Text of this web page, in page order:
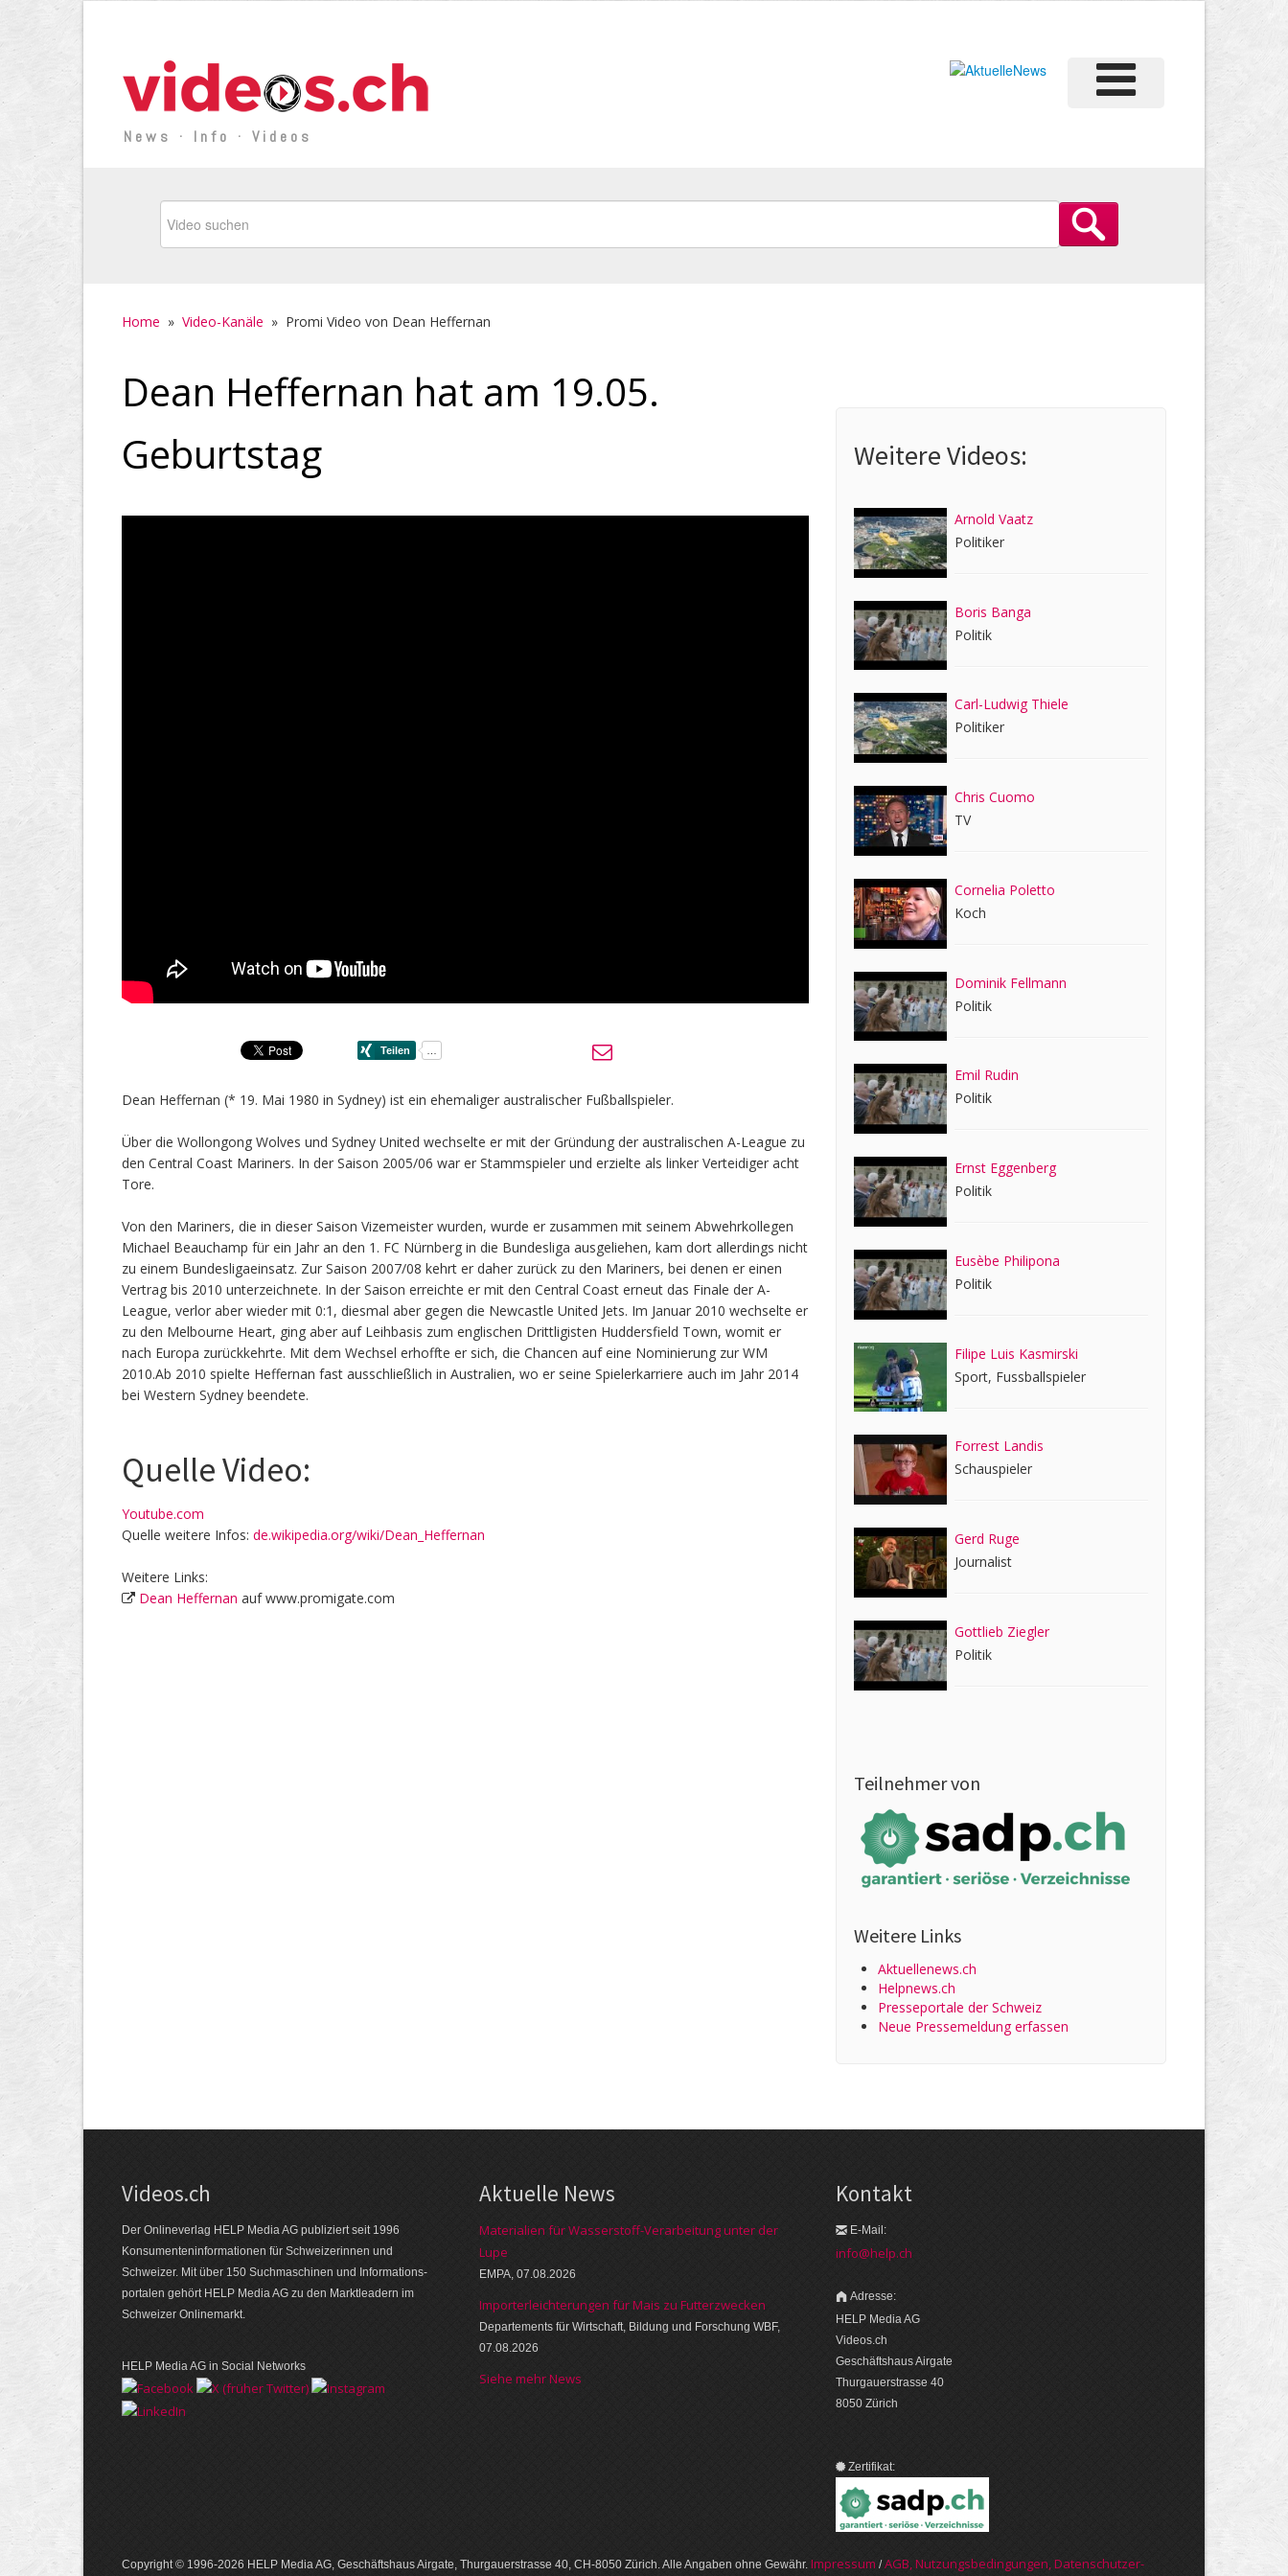
News · Info · Videos
Home » Video-Kanäle » Promi Video von Dean Heffernan
Dean Heffernan hat am 19.05.
Geburtstag
Dean Heffernan (* 19. Mai 1980 in Sydney) ist ein ehemaliger australischer Fußballspieler.
Über die Wollongong Wolves und Sydney United wechselte er mit der Gründung der australischen A-League zu
den Central Coast Mariners. In der Saison 2005/06 war er Stammspieler und erzielte als linker Verteidiger acht
Tore.
Von den Mariners, die in dieser Saison Vizemeister wurden, wurde er zusammen mit seinem Abwehrkollegen
Michael Beauchamp für ein Jahr an den 1. FC Nürnberg in die Bundesliga ausgeliehen, kam dort allerdings nicht
zu einem Bundesligaeinsatz. Zur Saison 2007/08 kehrt er daher zurück zu den Mariners, bei denen er einen
Vertrag bis 2010 unterzeichnete. In der Saison erreichte er mit den Central Coast erneut das Finale der A-
League, verlor aber wieder mit 0:1, diesmal aber gegen die Newcastle United Jets. Im Januar 2010 wechselte er
zu den Melbourne Heart, ging aber auf Leihbasis zum englischen Drittligisten Huddersfield Town, womit er
nach Europa zurückkehrte. Mit dem Wechsel erhoffte er sich, die Chancen auf eine Nominierung zur WM
2010.Ab 2010 spielte Heffernan fast ausschließlich in Australien, wo er seine Spielerkarriere auch im Jahr 2014
bei Western Sydney beendete.
Quelle Video:
Youtube.com
Quelle weitere Infos: de.wikipedia.org/wiki/Dean_Heffernan
Weitere Links:
Dean Heffernan auf www.promigate.com
Weitere Videos:
Arnold Vaatz
Politiker
Boris Banga
Politik
Carl-Ludwig Thiele
Politiker
Chris Cuomo
TV
Cornelia Poletto
Koch
Dominik Fellmann
Politik
Emil Rudin
Politik
Ernst Eggenberg
Politik
Eusèbe Philipona
Politik
Filipe Luis Kasmirski
Sport, Fussballspieler
Forrest Landis
Schauspieler
Gerd Ruge
Journalist
Gottlieb Ziegler
Politik
Teilnehmer von
Weitere Links
Aktuellenews.ch
Helpnews.ch
Presseportale der Schweiz
Neue Pressemeldung erfassen
Videos.ch
Der Onlineverlag HELP Media AG publiziert seit 1996
Konsumenten­informationen für Schweizerinnen und
Schweizer. Mit über 150 Suchmaschinen und Informations­
portalen gehört HELP Media AG zu den Marktleadern im
Schweizer Onlinemarkt.
HELP Media AG in Social Networks
Aktuelle News
Materialien für Wasserstoff-Verarbeitung unter der
Lupe
EMPA, 07.08.2026
Importerleichterungen für Mais zu Futterzwecken
Departements für Wirtschaft, Bildung und Forschung WBF,
07.08.2026
Siehe mehr News
Kontakt
E-Mail:
info@help.ch
Adresse:
HELP Media AG
Videos.ch
Geschäftshaus Airgate
Thurgauerstrasse 40
8050 Zürich
Zertifikat:
Copyright © 1996-2026 HELP Media AG, Geschäftshaus Airgate, Thurgauer­strasse 40, CH-8050 Zürich. Alle Angaben ohne Gewähr. Im­pres­sum /AGB, Nut­zungs­bedin­gungen, Daten­schutz­er­